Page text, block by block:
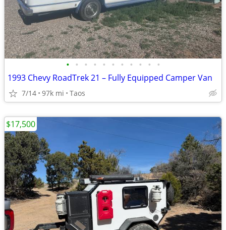
• • • • • • • • • • •
1993 Chevy RoadTrek 21 – Fully Equipped Camper Van
7/14 97k mi Taos
$17,500